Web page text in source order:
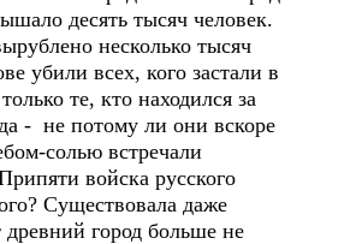
десять тысяч человек.
несколько тысяч
убили всех, кого застали в
те, кто находился за
- не потому ли они вскоре
солью встречали
войска русского
Существовала даже
древний город больше не